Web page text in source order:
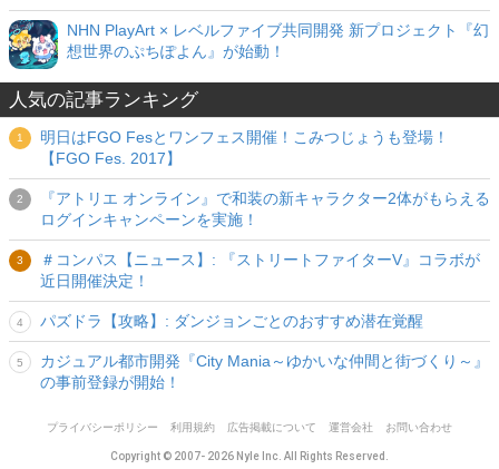
NHN PlayArt × レベルファイブ共同開発 新プロジェクト『幻
想世界のぷちぽよん』が始動！
人気の記事ランキング
明日はFGO Fesとワンフェス開催！こみつじょうも登場！
【FGO Fes. 2017】
『アトリエ オンライン』で和装の新キャラクター2体がもらえる
ログインキャンペーンを実施！
＃コンパス【ニュース】: 『ストリートファイターV』コラボが
近日開催決定！
パズドラ【攻略】: ダンジョンごとのおすすめ潜在覚醒
カジュアル都市開発『City Mania～ゆかいな仲間と街づくり～』
の事前登録が開始！
プライバシーポリシー 利用規約 広告掲載について 運営会社 お問い合わせ
Copyright © 2007- 2026 Nyle Inc. All Rights Reserved.